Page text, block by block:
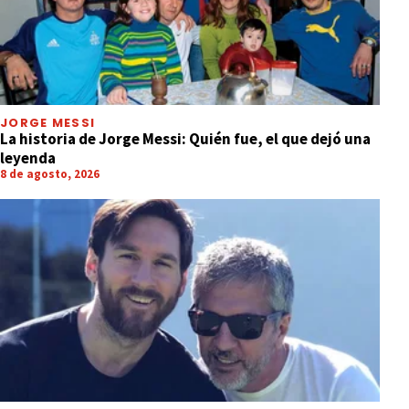
JORGE MESSI
La historia de Jorge Messi: Quién fue, el que dejó una
leyenda
8 de agosto, 2026